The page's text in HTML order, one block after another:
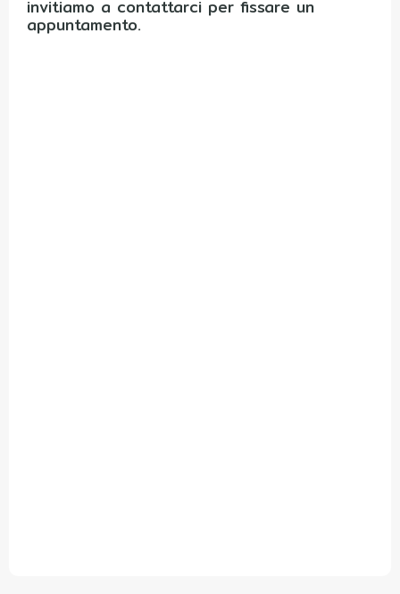
invitiamo a contattarci per fissare un
appuntamento.